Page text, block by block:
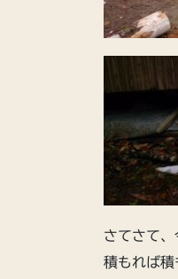
さてさて、
積もれば積